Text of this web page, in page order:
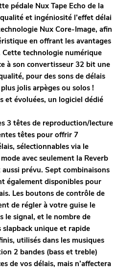
pédale Nux Tape Echo de la
et ingéniosité l’effet délai
Nux Core-Image, afin
en offrant les avantages
technologie numérique
à son convertisseur 32 bit une
pour des sons de délais
jolis arpèges ou solos !
et évoluées, un logiciel dédié
3 têtes de reproduction/lecture
têtes pour offrir 7
sélectionnables via le
avec seulement la Reverb
prévu. Sept combinaisons
également disponibles pour
Les boutons de contrôle de
de régler à votre guise le
le signal, et le nombre de
unique et rapide
utilisés dans les musiques
2 bandes (bass et treble)
de vos délais, mais n’affectera